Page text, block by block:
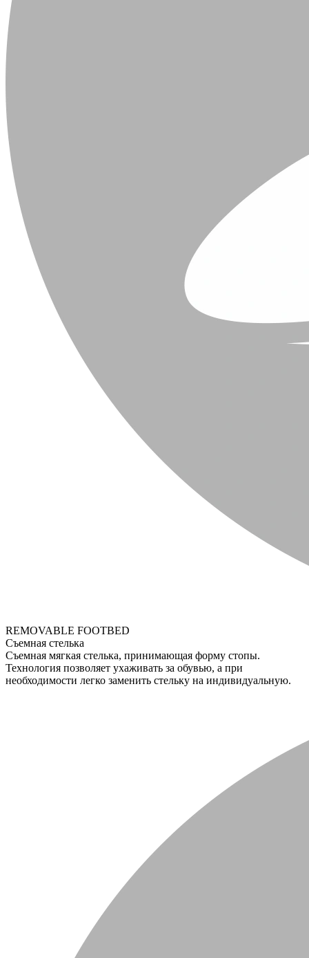
REMOVABLE FOOTBED
Съемная стелька
Съемная мягкая стелька, принимающая форму стопы.
Технология позволяет ухаживать за обувью, а при
необходимости легко заменить стельку на индивидуальную.